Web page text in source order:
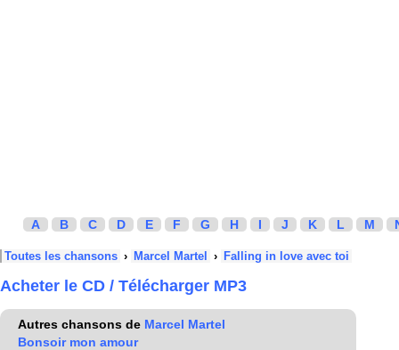
A B C D E F G H I J K L M
Toutes les chansons › Marcel Martel › Falling in love avec toi
Acheter le CD / Télécharger MP3
Autres chansons de Marcel Martel
Bonsoir mon amour